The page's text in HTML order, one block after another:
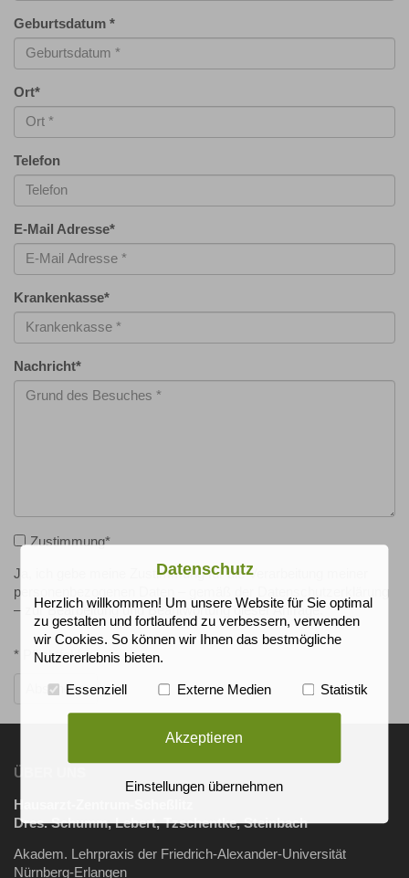
Geburtsdatum *
Ort*
Telefon
E-Mail Adresse*
Krankenkasse*
Nachricht*
Zustimmung*
Ja, ich gebe meine Zustimmung für die Verarbeitung meiner
personenbezogenen Daten – gemäß der Datenschutzerklärung
– zur Bearbeitung und Beantwortung dieser Anfrage. *
* Pflichtfelder
Absenden
ÜBER UNS
Hausarzt-Zentrum-Scheßlitz
Dres. Schumm, Lebert, Tzschentke, Steinbach
Akadem. Lehrpraxis der Friedrich-Alexander-Universität
Nürnberg-Erlangen
Datenschutz
Herzlich willkommen! Um unsere Website für Sie optimal
zu gestalten und fortlaufend zu verbessern, verwenden
wir Cookies. So können wir Ihnen das bestmögliche
Nutzererlebnis bieten.
Essenziell Externe Medien Statistik
Akzeptieren
Einstellungen übernehmen